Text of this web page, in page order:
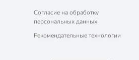
Согласие на обработку
персональных данных
Рекомендательные технологии